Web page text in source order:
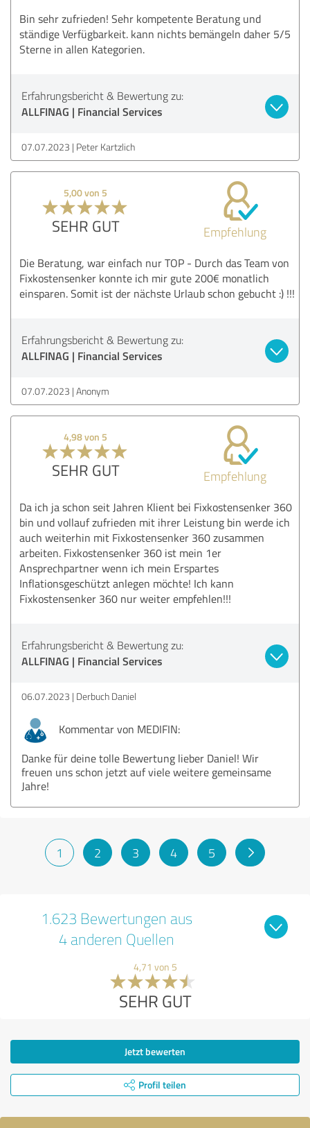
Bin sehr zufrieden! Sehr kompetente Beratung und
ständige Verfügbarkeit. kann nichts bemängeln daher 5/5
Sterne in allen Kategorien.
Erfahrungsbericht & Bewertung zu:
ALLFINAG | Financial Services
07.07.2023 Peter Kartzlich
5,00 von 5
SEHR GUT Empfehlung
Die Beratung, war einfach nur TOP - Durch das Team von
Fixkostensenker konnte ich mir gute 200€ monatlich
einsparen. Somit ist der nächste Urlaub schon gebucht :) !!!
Erfahrungsbericht & Bewertung zu:
ALLFINAG | Financial Services
07.07.2023 Anonym
4,98 von 5
SEHR GUT Empfehlung
Da ich ja schon seit Jahren Klient bei Fixkostensenker 360
bin und vollauf zufrieden mit ihrer Leistung bin werde ich
auch weiterhin mit Fixkostensenker 360 zusammen
arbeiten. Fixkostensenker 360 ist mein 1er
Ansprechpartner wenn ich mein Erspartes
Inflationsgeschützt anlegen möchte! Ich kann
Fixkostensenker 360 nur weiter empfehlen!!!
Erfahrungsbericht & Bewertung zu:
ALLFINAG | Financial Services
06.07.2023 Derbuch Daniel
Kommentar von MEDIFIN:
Danke für deine tolle Bewertung lieber Daniel! Wir
freuen uns schon jetzt auf viele weitere gemeinsame
Jahre!
1 2 3 4 5
1.623 Bewertungen aus
4 anderen Quellen
4,71 von 5
SEHR GUT
Jetzt bewerten
Profil teilen